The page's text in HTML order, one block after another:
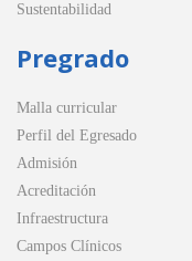
Sustentabilidad
Pregrado
Malla curricular
Perfil del Egresado
Admisión
Acreditación
Infraestructura
Campos Clínicos